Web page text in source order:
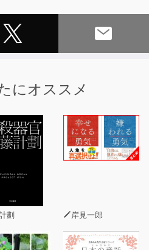
、日々の仕事で使いたい。
スが、
います。
にオススメ
劃 岸見一郎